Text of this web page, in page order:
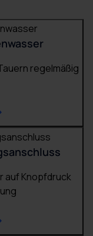
regelmäßig
auf Knopfdruck